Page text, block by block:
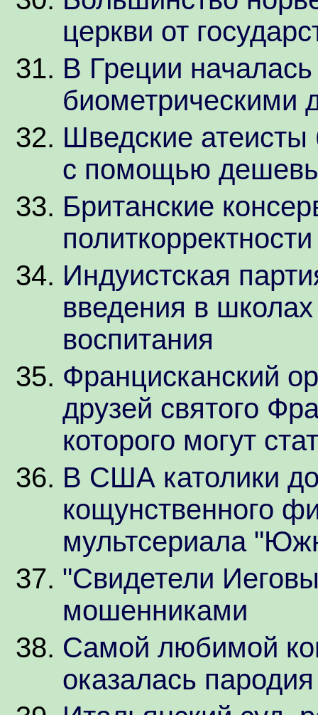
церкви от
В Греции
биометрическими
Шведские атеисты
с помощью
Британские
политкорректноcти
Индуистская
введения в школах
воспитания
Францисканский
друзей святого
которого могут
В США католики
кощунственного
мультсериала
"Свидетели
мошенниками
Самой любимой
оказалась